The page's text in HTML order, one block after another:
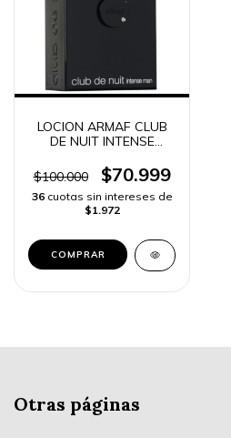
LOCION ARMAF CLUB
DE NUIT INTENSE
$100.000
$70.999
36 cuotas sin intereses de
$1.972
COMPRAR
Otras páginas